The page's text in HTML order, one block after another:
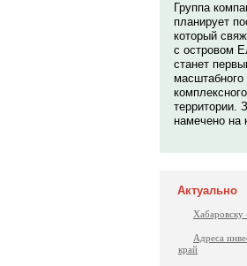
Группа
планирует
который
с островом
станет
масштабного
территории.
намечено на
Актуально
Хабаровску
Адреса
край